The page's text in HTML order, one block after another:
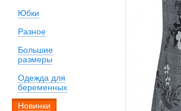
Юбки
Разное
Большие
размеры
Одежда для
беременных
Новинки